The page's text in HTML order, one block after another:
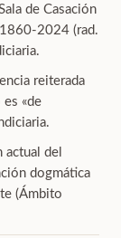
de Casación
2024 (rad.
reiterada
«de
del
dogmática
(Ámbito